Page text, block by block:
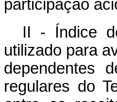
participação
II - Índice
utilizado para
dependentes
regulares do